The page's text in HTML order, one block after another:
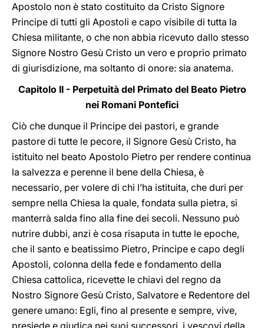
Apostolo non è stato costituito da Cristo Signore
Principe di tutti gli Apostoli e capo visibile di tutta la
Chiesa militante, o che non abbia ricevuto dallo stesso
Signore Nostro Gesù Cristo un vero e proprio primato
di giurisdizione, ma soltanto di onore: sia anatema.
Capitolo II - Perpetuità del Primato del Beato Pietro
nei Romani Pontefici
Ciò che dunque il Principe dei pastori, e grande
pastore di tutte le pecore, il Signore Gesù Cristo, ha
istituito nel beato Apostolo Pietro per rendere continua
la salvezza e perenne il bene della Chiesa, è
necessario, per volere di chi l’ha istituita, che duri per
sempre nella Chiesa la quale, fondata sulla pietra, si
manterrà salda fino alla fine dei secoli. Nessuno può
nutrire dubbi, anzi è cosa risaputa in tutte le epoche,
che il santo e beatissimo Pietro, Principe e capo degli
Apostoli, colonna della fede e fondamento della
Chiesa cattolica, ricevette le chiavi del regno da
Nostro Signore Gesù Cristo, Salvatore e Redentore del
genere umano: Egli, fino al presente e sempre, vive,
presiede e giudica nei suoi successori, i vescovi della